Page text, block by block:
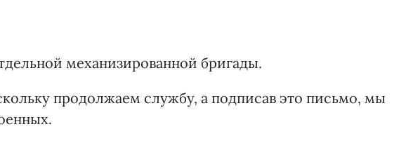
механизированной бригады.
продолжаем службу, а подписав это письмо, мы